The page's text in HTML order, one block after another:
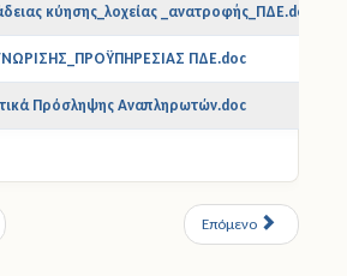
κύησης_λοχείας _ανατροφής_ΠΔΕ.doc
ΠΔΕ.doc
Πρόσληψης Αναπληρωτών.doc
Επόμενο